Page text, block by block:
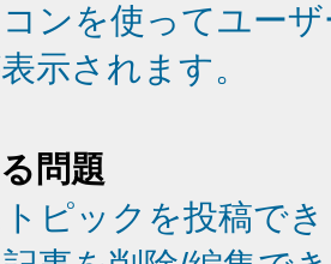
ンを使ってユー
示されます。
問題
ピックを投稿で